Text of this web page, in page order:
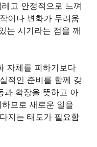
고 안정적으로 느껴
이나 변화가 두려움
는 시기라는 점을 깨
자체를 피하기보다
적인 준비를 함께 갖
과 확장을 뜻하고 아
므로 새로운 일을
지는 태도가 필요함